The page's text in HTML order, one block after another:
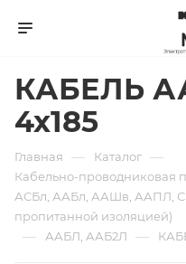
КАБЕЛЬ
4х185
Главная — Каталог —
Кабельно-проводниковая
АСБл, ААБл, ААШв, ААПЛ,
пропитанной изоляцией)
— ААБЛ, ААБ2Л —